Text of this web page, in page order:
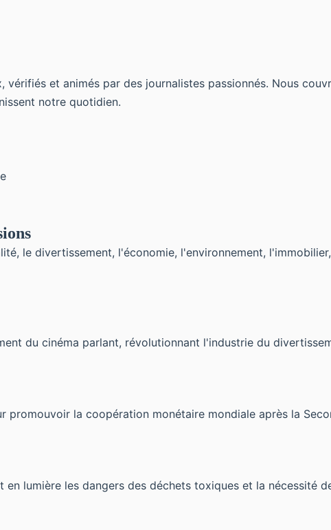
et animés par des journalistes passionnés. Nous
notre quotidien.
le divertissement, l'économie, l'environnement,
du cinéma parlant, révolutionnant l'industrie du
promouvoir la coopération monétaire mondiale après la
lumière les dangers des déchets toxiques et la nécessité